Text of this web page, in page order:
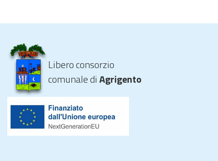
Libero consorzio
comunale diAgrigento